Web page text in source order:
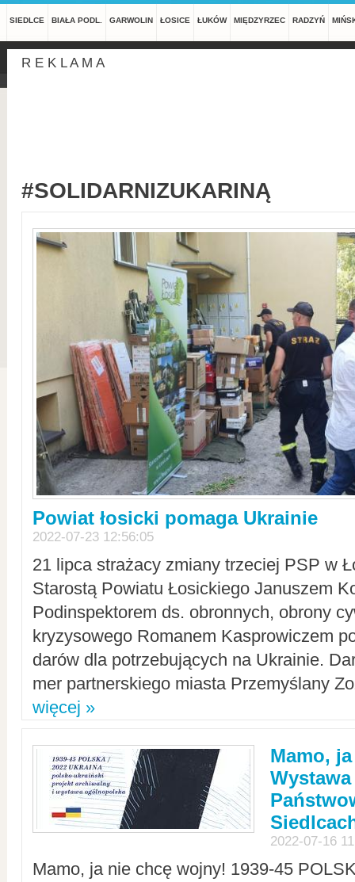
SIEDLCE BIAŁA PODL. GARWOLIN ŁOSICE ŁUKÓW MIĘDZYRZEC RADZYŃ
R E K L A M A
#SOLIDARNIZUKARINĄ
Powiat łosicki pomaga Ukrainie
2022-07-23 12:56:05
21 lipca strażacy zmiany trzeciej PSP w
Starostą Powiatu Łosickiego Januszem
Podinspektorem ds. obronnych, obrony
kryzysowego Romanem Kasprowiczem
darów dla potrzebujących na Ukrainie.
mer partnerskiego miasta Przemyślany
więcej »
Mamo,
2022-07-16
Mamo, ja nie chcę wojny! 1939-45